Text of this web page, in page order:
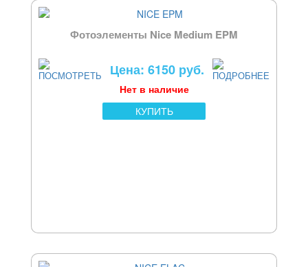
Фотоэлементы Nice Medium EPM
Цена: 6150 руб.
Нет в наличие
КУПИТЬ